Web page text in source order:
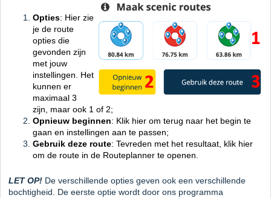
Opties: Hier zie
je de route
opties die
gevonden zijn
met jouw
instellingen. Het
kunnen er
maximaal 3
zijn, maar ook 1 of 2;
Opnieuw beginnen: Klik hier om terug naar het begin te
gaan en instellingen aan te passen;
Gebruik deze route: Tevreden met het resultaat, klik hier
om de route in de Routeplanner te openen.
LET OP! De verschillende opties geven ook een verschillende
bochtigheid. De eerste optie wordt door ons programma